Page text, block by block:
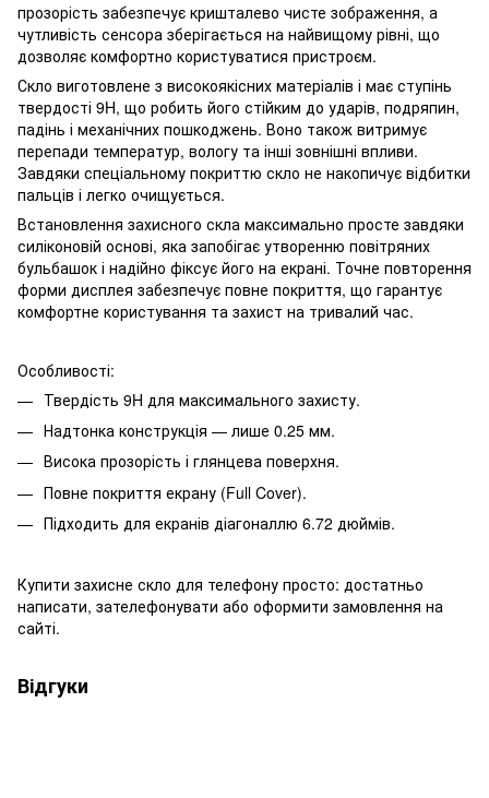
прозорість забезпечує кришталево чисте зображення, а
чутливість сенсора зберігається на найвищому рівні, що
дозволяє комфортно користуватися пристроєм.
Скло виготовлене з високоякісних матеріалів і має ступінь
твердості 9H, що робить його стійким до ударів, подряпин,
падінь і механічних пошкоджень. Воно також витримує
перепади температур, вологу та інші зовнішні впливи.
Завдяки спеціальному покриттю скло не накопичує відбитки
пальців і легко очищується.
Встановлення захисного скла максимально просте завдяки
силіконовій основі, яка запобігає утворенню повітряних
бульбашок і надійно фіксує його на екрані. Точне повторення
форми дисплея забезпечує повне покриття, що гарантує
комфортне користування та захист на тривалий час.
Особливості:
Твердість 9H для максимального захисту.
Надтонка конструкція — лише 0.25 мм.
Висока прозорість і глянцева поверхня.
Повне покриття екрану (Full Cover).
Підходить для екранів діагоналлю 6.72 дюймів.
Купити захисне скло для телефону просто: достатньо
написати, зателефонувати або оформити замовлення на
сайті.
Відгуки